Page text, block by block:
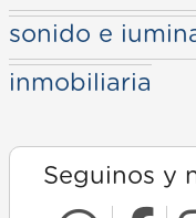
sonido e
inmobiliaria
Seguinos y